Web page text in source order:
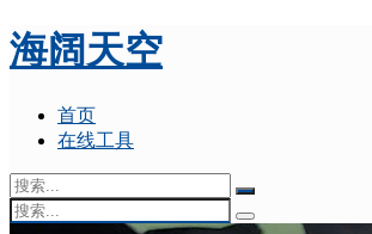
海阔天空
首页
在线工具